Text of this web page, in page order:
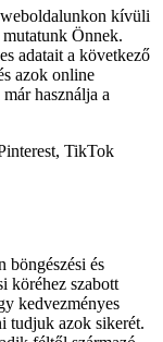
kívüli
Önnek.
adatait a következő
azok online
használja a
TikTok
böngészési és
köréhez szabott
kedvezményes
tudjuk azok sikerét.